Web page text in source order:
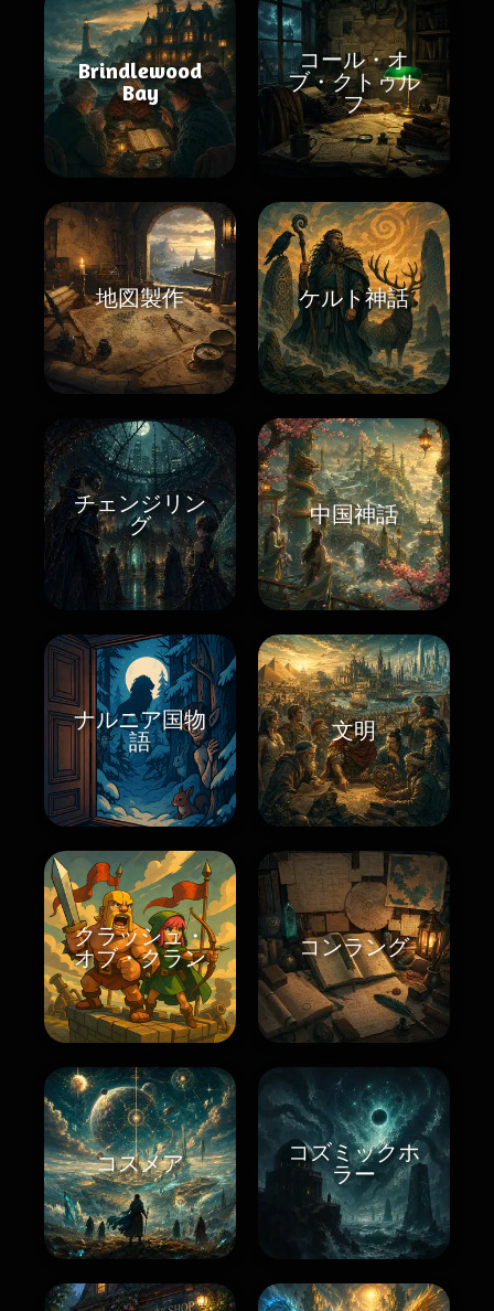
Brindlewood
Bay
コール・オ
ブ・クトゥル
フ
地図製作 ケルト神話
チェンジリン
グ
中国神話
ナルニア国物
語
文明
クラッシュ・
オブ・クラン
コンラング
コスメア
コズミックホ
ラー